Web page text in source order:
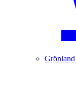
Grönland